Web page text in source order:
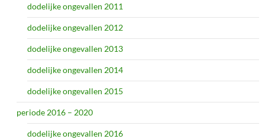
dodelijke ongevallen 2011
dodelijke ongevallen 2012
dodelijke ongevallen 2013
dodelijke ongevallen 2014
dodelijke ongevallen 2015
periode 2016 – 2020
dodelijke ongevallen 2016